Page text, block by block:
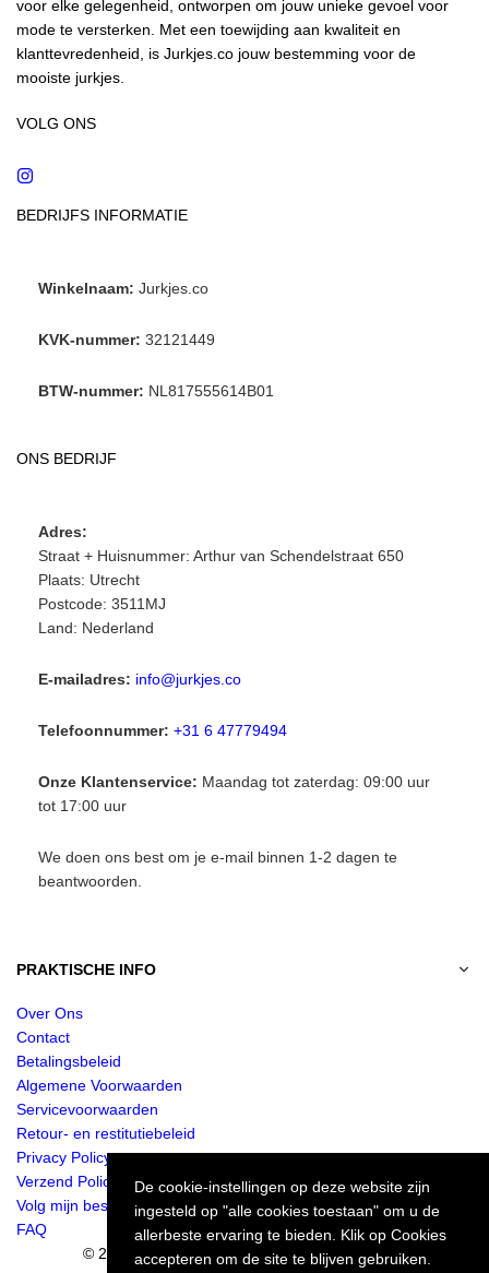
voor elke gelegenheid, ontworpen om jouw unieke gevoel voor
mode te versterken. Met een toewijding aan kwaliteit en
klanttevredenheid, is Jurkjes.co jouw bestemming voor de
mooiste jurkjes.
VOLG ONS
BEDRIJFS INFORMATIE
Winkelnaam: Jurkjes.co
KVK-nummer: 32121449
BTW-nummer: NL817555614B01
ONS BEDRIJF
Adres:
Straat + Huisnummer: Arthur van Schendelstraat 650
Plaats: Utrecht
Postcode: 3511MJ
Land: Nederland
E-mailadres: info@jurkjes.co
Telefoonnummer: +31 6 47779494
Onze Klantenservice: Maandag tot zaterdag: 09:00 uur
tot 17:00 uur
We doen ons best om je e-mail binnen 1-2 dagen te
beantwoorden.
PRAKTISCHE INFO
Over Ons
Contact
Betalingsbeleid
Algemene Voorwaarden
Servicevoorwaarden
Retour- en restitutiebeleid
Privacy Policy
Verzend Policy
Volg mijn bestelling
FAQ
© 2024 Jurkjes.co. Alle rechten voorbehouden.
De cookie-instellingen op deze website zijn
ingesteld op "alle cookies toestaan" om u de
allerbeste ervaring te bieden. Klik op Cookies
accepteren om de site te blijven gebruiken.